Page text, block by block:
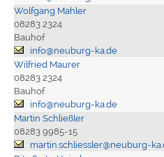
Wolfgang Mahler
08283 2324
Bauhof
info@neuburg-ka.de
Wilfried Maurer
08283 2324
Bauhof
info@neuburg-ka.de
Martin Schließler
08283 9985-15
martin.schliessler@neuburg-